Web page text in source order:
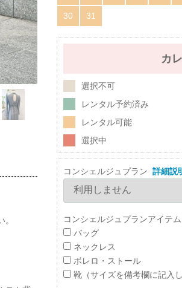
30 31
カ
選択不可
レンタル予約済み
レンタル可能
選択中
コンシェルジュプラン 詳細説
コンシェルジュプランアイテム
バッグ
ネックレス
ボレロ・ストール
靴（サイズを備考欄に記入